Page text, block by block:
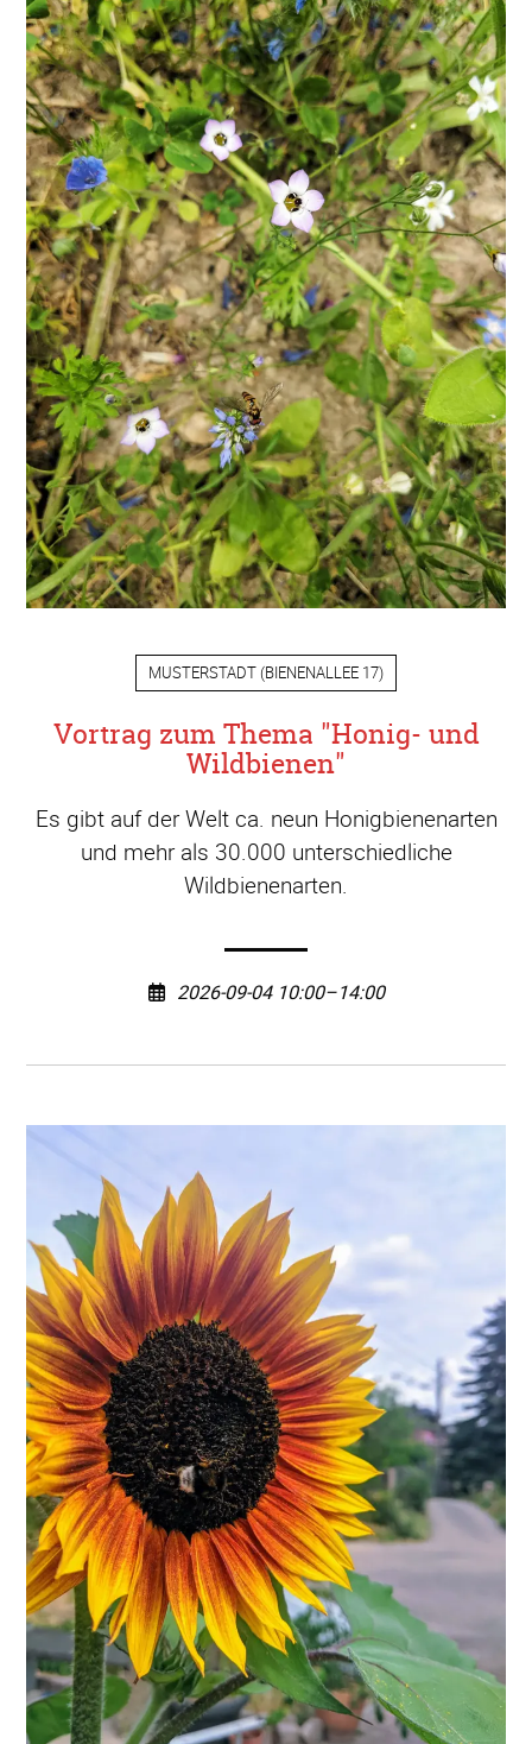
MUSTERSTADT (BIENENALLEE 17)
Vortrag zum Thema "Honig- und
Wildbienen"
Es gibt auf der Welt ca. neun Honigbienenarten
und mehr als 30.000 unterschiedliche
Wildbienenarten.
2026-09-04 10:00–14:00